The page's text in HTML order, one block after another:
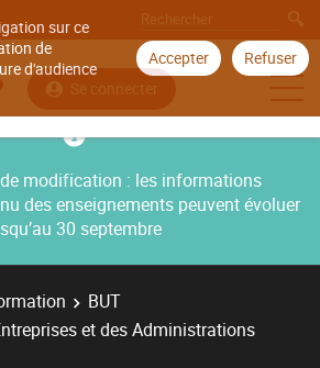
sur ce
de
d'audience
Accepter Refuser
Se connecter
modification : les informations
des enseignements peuvent évoluer
30 septembre
BUT
et des Administrations